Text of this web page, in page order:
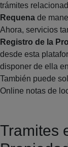
trámites
Requena de
Ahora, servicios
Registro de la
desde esta
disponer de ella
También puede
Online notas de
Tramites